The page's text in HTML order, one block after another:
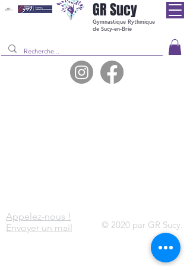
GRSucy
Gymnastique Rythmique
de Sucy-en-Brie
© 2020 par GR Sucy.
Appelez-nous !
Envoyer un mail